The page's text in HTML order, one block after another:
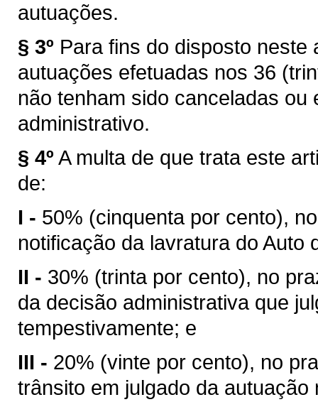
autuações.
§ 3º Para fins do disposto
autuações efetuadas nos 36
não tenham sido canceladas
administrativo.
§ 4º A multa de que trata este
de:
I - 50% (cinquenta por cento),
notificação da lavratura do Auto
II - 30% (trinta por cento), no
da decisão administrativa que
tempestivamente; e
III - 20% (vinte por cento), no
trânsito em julgado da